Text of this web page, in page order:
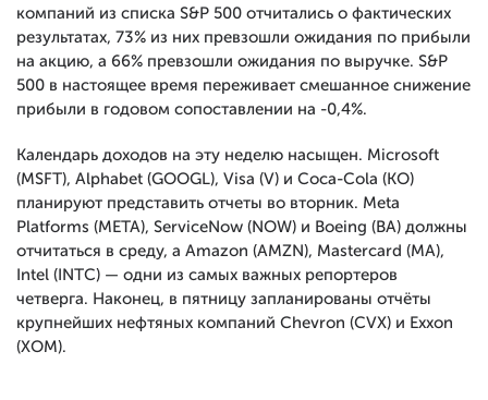
компаний из списка S&P 500 отчитались о фактических
результатах, 73% из них превзошли ожидания по прибыли
на акцию, а 66% превзошли ожидания по выручке. S&P
500 в настоящее время переживает смешанное снижение
прибыли в годовом сопоставлении на -0,4%.
Календарь доходов на эту неделю насыщен. Microsoft
(MSFT), Alphabet (GOOGL), Visa (V) и Coca-Cola (KO)
планируют представить отчеты во вторник. Meta
Platforms (META), ServiceNow (NOW) и Boeing (BA) должны
отчитаться в среду, а Amazon (AMZN), Mastercard (MA),
Intel (INTC) — одни из самых важных репортеров
четверга. Наконец, в пятницу запланированы отчёты
крупнейших нефтяных компаний Chevron (CVX) и Exxon
(XOM).